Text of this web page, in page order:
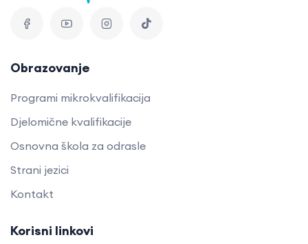
Obrazovanje
Programi mikrokvalifikacija
Djelomične kvalifikacije
Osnovna škola za odrasle
Strani jezici
Kontakt
Korisni linkovi